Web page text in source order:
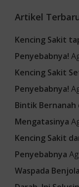
Artikel
Kencing Sakit
Penyebabnya!
Kencing Sakit
Penyebabnya!
Bintik Bernanah
Mengatasinya
Kencing Sakit
Penyebabnya
Waspada